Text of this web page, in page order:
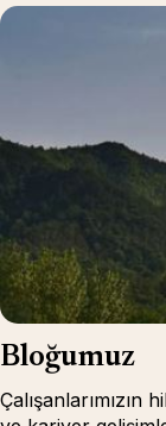
Bloğumuz